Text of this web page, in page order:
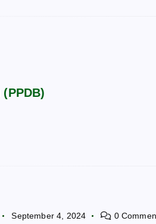
September 4, 2024 0